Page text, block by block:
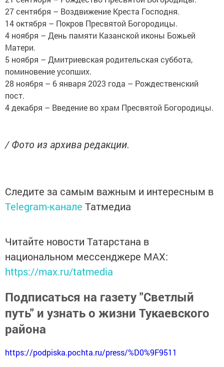
27 сентября – Воздвижение Креста Господня.
14 октября – Покров Пресвятой Богородицы.
4 ноября – День памяти Казанской иконы Божьей
Матери.
5 ноября – Дмитриевская родительская суббота,
поминовение усопших.
28 ноября – 6 января 2023 года – Рождественский
пост.
4 декабря – Введение во храм Пресвятой Богородицы.
/ Фото из архива редакции.
Следите за самым важным и интересным в
Telegram-канале Татмедиа
Читайте новости Татарстана в
национальном мессенджере MАХ:
https://max.ru/tatmedia
Подписаться на газету "Светлый
путь" и узнать о жизни Тукаевского
района
https://podpiska.pochta.ru/press/%D0%9F9511